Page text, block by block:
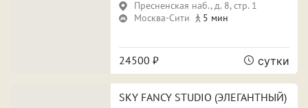
Пресненская наб., д. 8, стр. 1
Москва-Сити
5 мин
24500 ₽ сутки
SKY FANCY STUDIO (ЭЛЕГАНТНЫЙ)